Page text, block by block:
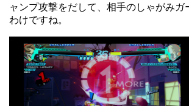
ャンプ攻撃をだして、相手のしゃがみガ
わけですね。